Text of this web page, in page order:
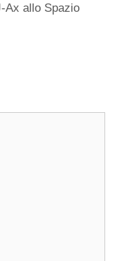
Ax allo Spazio